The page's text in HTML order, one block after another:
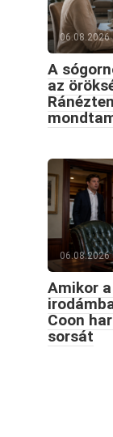
06.08.2026
A
az
06.08.2026
Amikor
Coon
sorsát